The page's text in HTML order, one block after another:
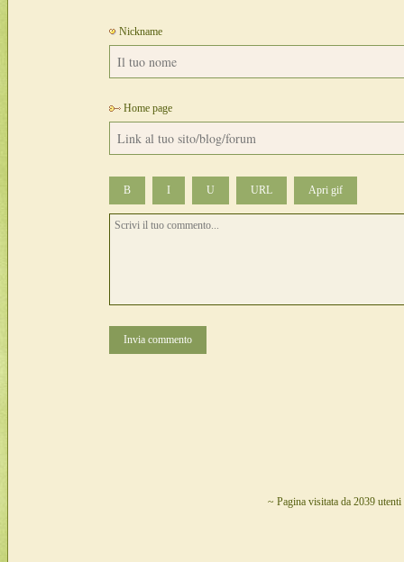
Nickname
Home page
B I U URL
Invia commento
~ Pagina visitata da 2039 utenti